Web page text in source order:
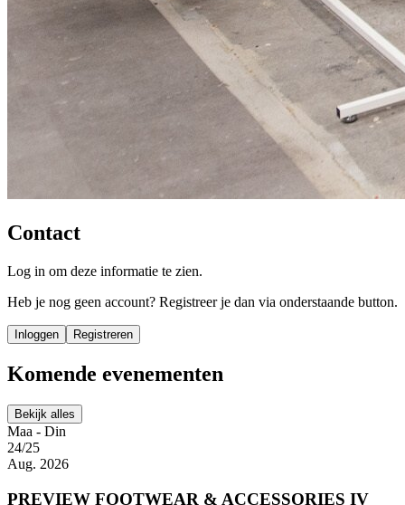
Contact
Log in om deze informatie te zien.
Heb je nog geen account? Registreer je dan via onderstaande button.
Inloggen Registreren
Komende evenementen
Bekijk alles
Maa - Din
24/25
Aug. 2026
PREVIEW FOOTWEAR & ACCESSORIES IV